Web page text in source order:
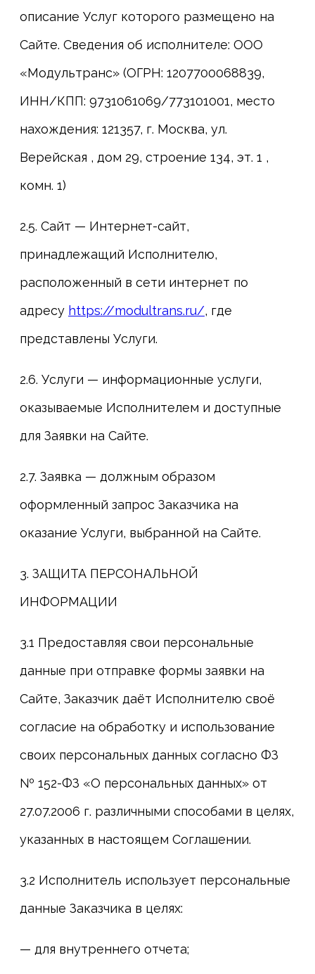
описание Услуг которого размещено на
Сайте. Сведения об исполнителе: ООО
«Модультранс» (ОГРН: 1207700068839,
ИНН/КПП: 9731061069/773101001, место
нахождения: 121357, г. Москва, ул.
Верейская , дом 29, строение 134, эт. 1 ,
комн. 1)
2.5. Сайт — Интернет-сайт,
принадлежащий Исполнителю,
расположенный в сети интернет по
адресу https://modultrans.ru/, где
представлены Услуги.
2.6. Услуги — информационные услуги,
оказываемые Исполнителем и доступные
для Заявки на Сайте.
2.7. Заявка — должным образом
оформленный запрос Заказчика на
оказание Услуги, выбранной на Сайте.
3. ЗАЩИТА ПЕРСОНАЛЬНОЙ
ИНФОРМАЦИИ
3.1 Предоставляя свои персональные
данные при отправке формы заявки на
Сайте, Заказчик даёт Исполнителю своё
согласие на обработку и использование
своих персональных данных согласно ФЗ
№ 152-ФЗ «О персональных данных» от
27.07.2006 г. различными способами в целях,
указанных в настоящем Соглашении.
3.2 Исполнитель использует персональные
данные Заказчика в целях:
— для внутреннего отчета;